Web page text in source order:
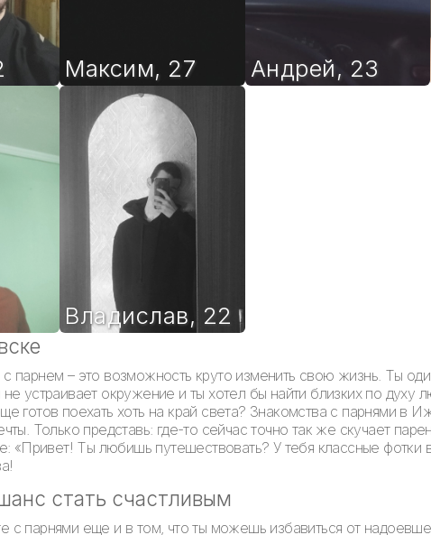
Максим, 27 Андрей, 23
Владислав, 22
парнем – это возможность круто изменить свою жизнь. Ты
устраивает окружение и ты хотел бы найти близких по
готов поехать хоть на край света? Знакомства с парнями в
Только представь: где-то сейчас точно так же скучает
«Привет! Ты любишь путешествовать? У тебя классные фотки
стать счастливым
с парнями еще и в том, что ты можешь избавиться от